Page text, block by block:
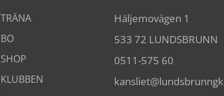
TRÄNA
BO
SHOP
KLUBBEN
Häljemovägen 1
533 72 LUNDSBRUNN
0511-575 60